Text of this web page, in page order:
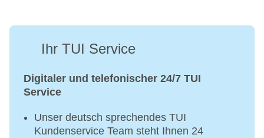
Ihr TUI Service
Digitaler und telefonischer 24/7 TUI
Service
Unser deutsch sprechendes TUI
Kundenservice Team steht Ihnen 24